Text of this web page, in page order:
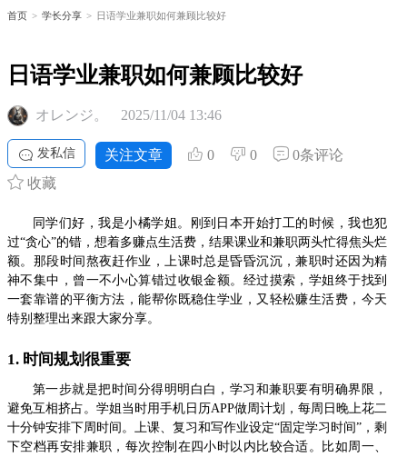
首页 > 学长分享 > 日语学业兼职如何兼顾比较好
日语学业兼职如何兼顾比较好
オレンジ。 2025/11/04 13:46
发私信 关注文章 0 0
0条评论
收藏
同学们好，我是小橘学姐。刚到日本开始打工的时候，我也犯
过“贪心”的错，想着多赚点生活费，结果课业和兼职两头忙得焦头烂
额。那段时间熬夜赶作业，上课时总是昏昏沉沉，兼职时还因为精
神不集中，曾一不小心算错过收银金额。经过摸索，学姐终于找到
一套靠谱的平衡方法，能帮你既稳住学业，又轻松赚生活费，今天
特别整理出来跟大家分享。
1. 时间规划很重要
第一步就是把时间分得明明白白，学习和兼职要有明确界限，
避免互相挤占。学姐当时用手机日历APP做周计划，每周日晚上花二
十分钟安排下周时间。上课、复习和写作业设定“固定学习时间”，剩
下空档再安排兼职，每次控制在四小时以内比较合适。比如周一、